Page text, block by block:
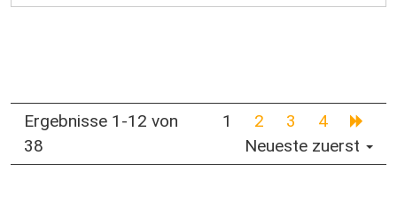
Ergebnisse 1-12 von
38
1 2 3
4
Neueste zuerst